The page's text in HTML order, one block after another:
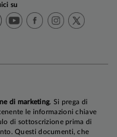
su
di marketing. Si prega di
le informazioni chiave
di sottoscrizione prima di
Questi documenti, che